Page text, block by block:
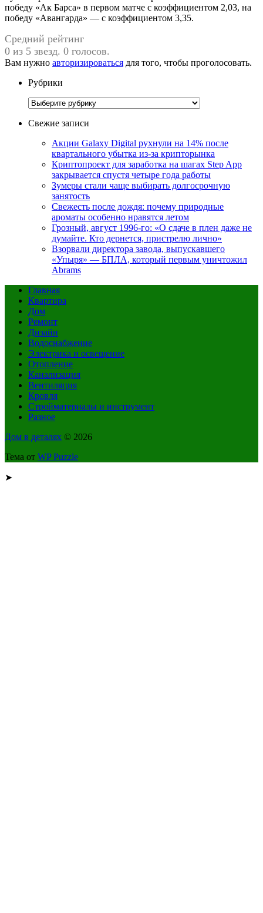
победу «Ак Барса» в первом матче с коэффициентом 2,03, на
победу «Авангарда» — с коэффициентом 3,35.
Средний рейтинг
0 из 5 звезд. 0 голосов.
Вам нужно авторизироваться для того, чтобы проголосовать.
Рубрики
Рубрики
Свежие записи
Акции Galaxy Digital рухнули на 14% после
квартального убытка из-за крипторынка
Криптопроект для заработка на шагах Step App
закрывается спустя четыре года работы
Зумеры стали чаще выбирать долгосрочную
занятость
Свежесть после дождя: почему природные
ароматы особенно нравятся летом
Грозный, август 1996-го: «О сдаче в плен даже не
думайте. Кто дернется, пристрелю лично»
Взорвали директора завода, выпускавшего
«Упыря» — БПЛА, который первым уничтожил
Abrams
Главная
Квартира
Дом
Ремонт
Дизайн
Водоснабжение
Электрика и освещение
Отопление
Канализация
Вентиляция
Кровля
Стройматериалы и инструмент
Разное
Дом в деталях © 2026
Тема от WP Puzzle
➤